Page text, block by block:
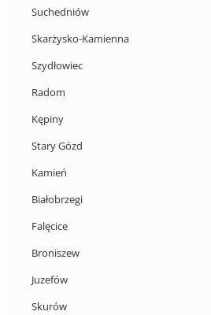
Suchedniów
Skarżysko-Kamienna
Szydłowiec
Radom
Kępiny
Stary Gózd
Kamień
Białobrzegi
Falęcice
Broniszew
Juzefów
Skurów